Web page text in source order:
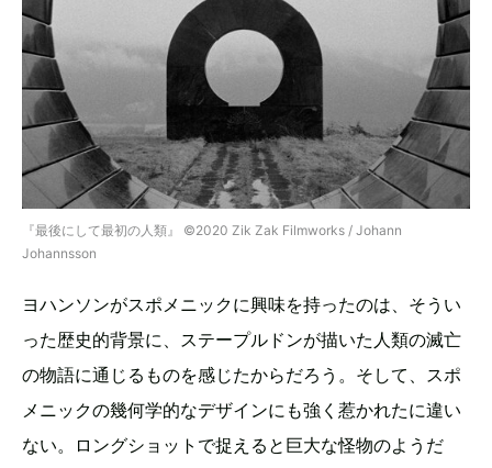
『最後にして最初の人類』 ©️2020 Zik Zak Filmworks / Johann
Johannsson
ヨハンソンがスポメニックに興味を持ったのは、そうい
った歴史的背景に、ステープルドンが描いた人類の滅亡
の物語に通じるものを感じたからだろう。そして、スポ
メニックの幾何学的なデザインにも強く惹かれたに違い
ない。ロングショットで捉えると巨大な怪物のようだ